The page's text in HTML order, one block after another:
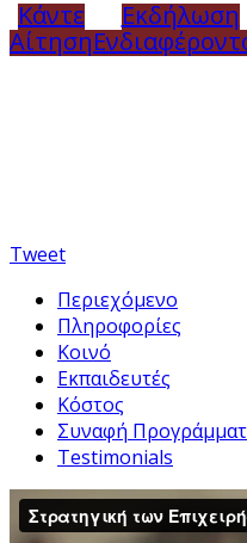
Κάντε
Αίτηση
Εκδήλωση
Tweet
Περιεχόμενο
Πληροφορίες
Κοινό
Εκπαιδευτές
Κόστος
Συναφή
Testimonials